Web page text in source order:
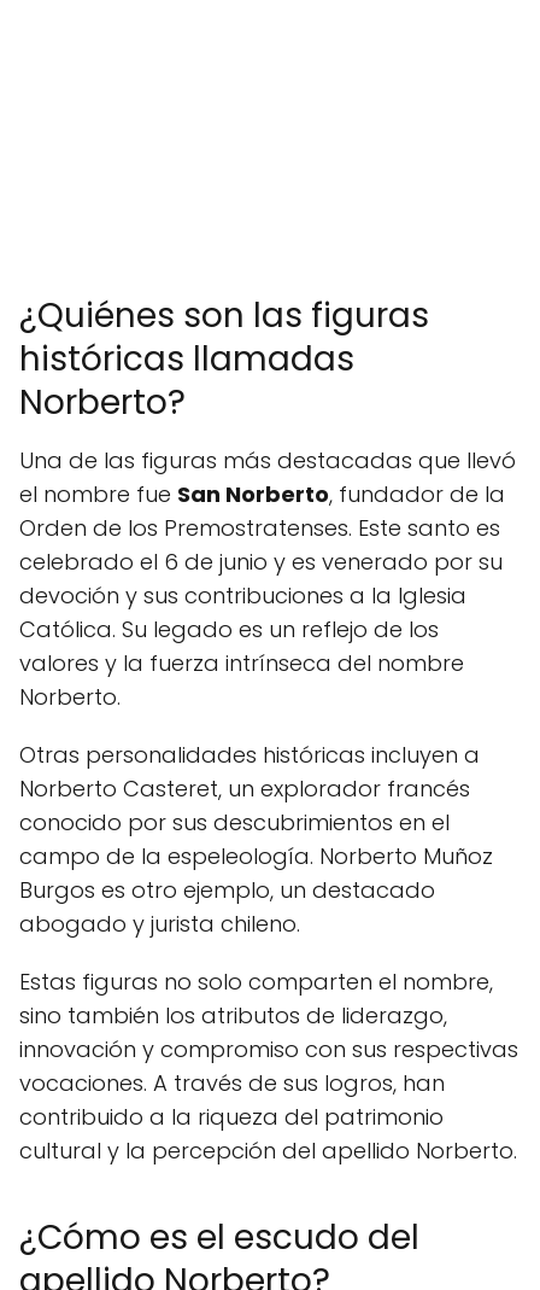
¿Quiénes son las figuras
históricas llamadas
Norberto?
Una de las figuras más destacadas que llevó
el nombre fue San Norberto, fundador de la
Orden de los Premostratenses. Este santo es
celebrado el 6 de junio y es venerado por su
devoción y sus contribuciones a la Iglesia
Católica. Su legado es un reflejo de los
valores y la fuerza intrínseca del nombre
Norberto.
Otras personalidades históricas incluyen a
Norberto Casteret, un explorador francés
conocido por sus descubrimientos en el
campo de la espeleología. Norberto Muñoz
Burgos es otro ejemplo, un destacado
abogado y jurista chileno.
Estas figuras no solo comparten el nombre,
sino también los atributos de liderazgo,
innovación y compromiso con sus respectivas
vocaciones. A través de sus logros, han
contribuido a la riqueza del patrimonio
cultural y la percepción del apellido Norberto.
¿Cómo es el escudo del